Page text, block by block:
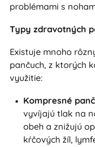
problémami s
Typy zdravotných
Existuje mnoho
pančuch, z ktorých
využitie:
Kompresné
vyvíjajú tlak na
obeh a znižujú
kŕčových žíl,